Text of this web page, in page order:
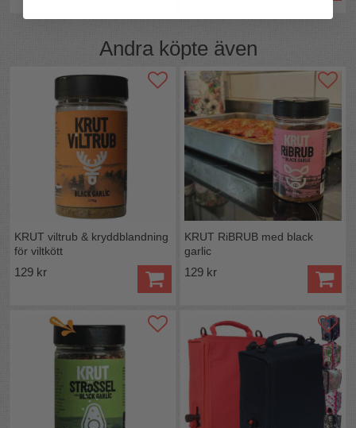
Andra köpte även
KRUT viltrub & kryddblandning
för viltkött
129 kr
KRUT RiBRUB med black
garlic
129 kr